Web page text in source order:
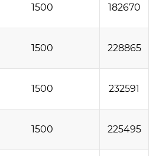
1500 182670
1500 228865
1500 232591
1500 225495